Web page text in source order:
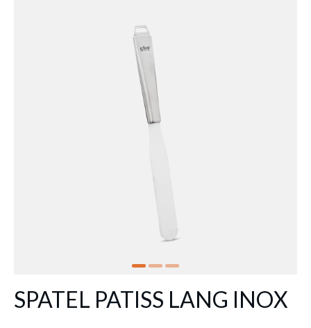
SPATEL PATISS LANG INOX